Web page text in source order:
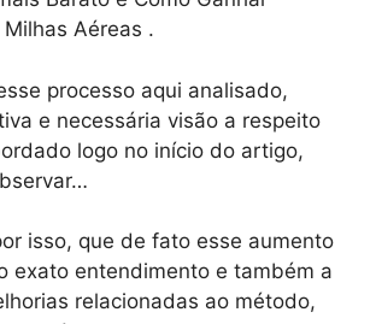
Aéreas .
processo aqui analisado,
e necessária visão a respeito
logo no início do artigo,
isso, que de fato esse aumento
exato entendimento e também a
relacionadas ao método,